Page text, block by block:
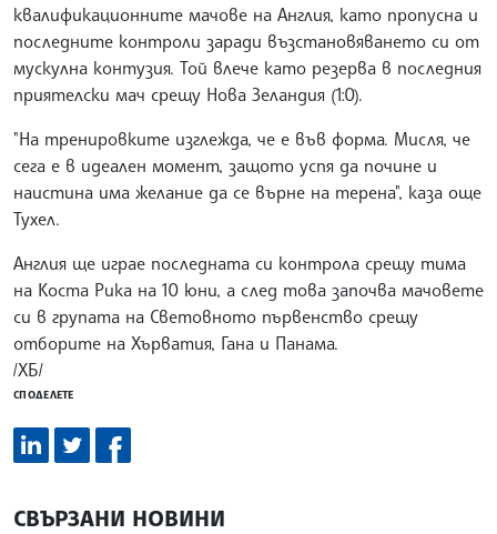
квалификационните мачове на Англия, като пропусна и
последните контроли заради възстановяването си от
мускулна контузия. Той влече като резерва в последния
приятелски мач срещу Нова Зеландия (1:0).
"На тренировките изглежда, че е във форма. Мисля, че
сега е в идеален момент, защото успя да почине и
наистина има желание да се върне на терена", каза още
Тухел.
Англия ще играе последната си контрола срещу тима
на Коста Рика на 10 юни, а след това започва мачовете
си в групата на Световното първенство срещу
отборите на Хърватия, Гана и Панама.
/ХБ/
СПОДЕЛЕТЕ
СВЪРЗАНИ НОВИНИ